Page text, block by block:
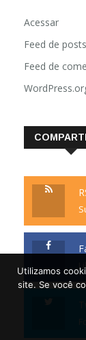
Acessar
Feed de posts
Feed de
Utilizamos
site. Se você